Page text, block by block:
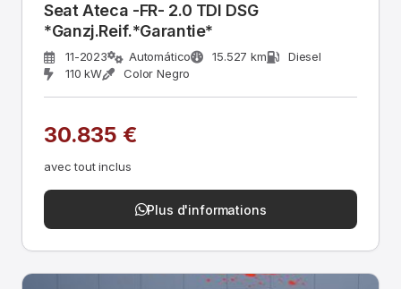
Seat Ateca -FR- 2.0 TDI DSG
*Ganzj.Reif.*Garantie*
11-2023 Automático 15.527 km
Diesel
110 kW
Color Negro
30.835 €
avec tout inclus
Plus d'informations